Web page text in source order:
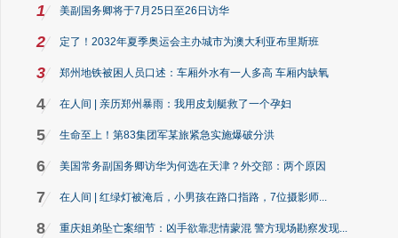
1 美副国务卿将于7月25日至26日访华
2 定了！2032年夏季奥运会主办城市为澳大利亚布里斯班
3 郑州地铁被困人员口述：车厢外水有一人多高 车厢内缺氧
4 在人间 | 亲历郑州暴雨：我用皮划艇救了一个孕妇
5 生命至上！第83集团军某旅紧急实施爆破分洪
6 美国常务副国务卿访华为何选在天津？外交部：两个原因
7 在人间 | 红绿灯被淹后，小男孩在路口指路，7位摄影师...
8 重庆姐弟坠亡案细节：凶手欲靠悲情蒙混 警方现场勘察发现...